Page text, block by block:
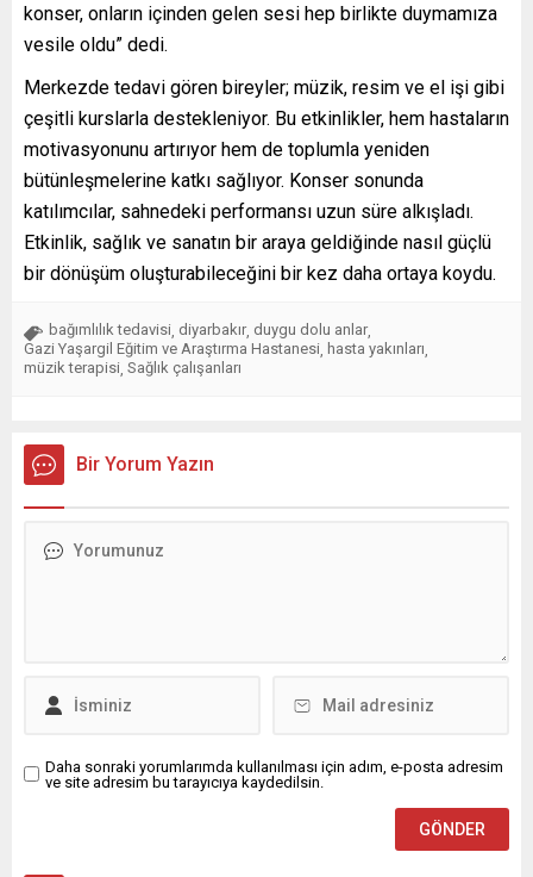
konser, onların içinden gelen sesi hep birlikte duymamıza
vesile oldu” dedi.
Merkezde tedavi gören bireyler; müzik, resim ve el işi gibi
çeşitli kurslarla destekleniyor. Bu etkinlikler, hem hastaların
motivasyonunu artırıyor hem de toplumla yeniden
bütünleşmelerine katkı sağlıyor. Konser sonunda
katılımcılar, sahnedeki performansı uzun süre alkışladı.
Etkinlik, sağlık ve sanatın bir araya geldiğinde nasıl güçlü
bir dönüşüm oluşturabileceğini bir kez daha ortaya koydu.
bağımlılık tedavisi diyarbakır duygu dolu anlar
Gazi Yaşargil Eğitim ve Araştırma Hastanesi hasta yakınları
müzik terapisi Sağlık çalışanları
Bir Yorum Yazın
Daha sonraki yorumlarımda kullanılması için adım, e-posta adresim
ve site adresim bu tarayıcıya kaydedilsin.